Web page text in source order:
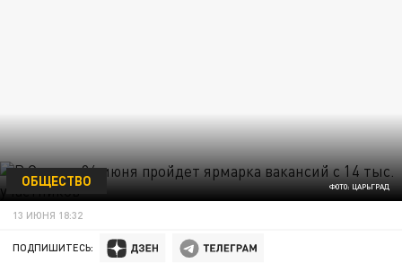
ФОТО: ЦАРЬГРАД
ОБЩЕСТВО
13 ИЮНЯ 18:32
ПОДПИШИТЕСЬ: